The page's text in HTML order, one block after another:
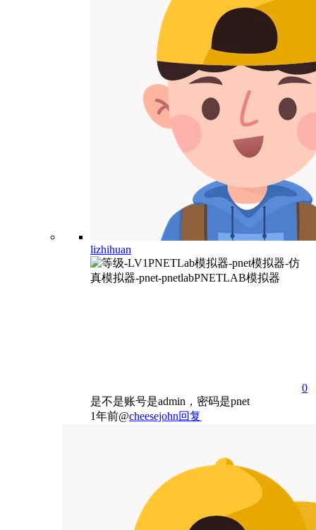
lizhihuan
0
是不是账号是admin，密码是pnet
1年前@cheesejohn回复